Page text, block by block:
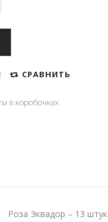
СРАВНИТЬ
в коробочках
Роза Эквадор – 13 штук